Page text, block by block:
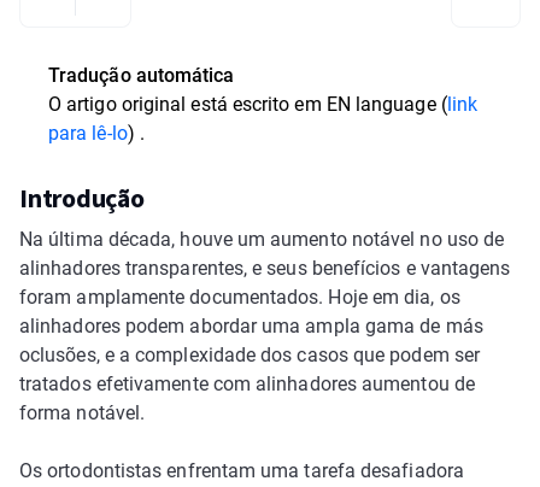
Tradução automática
O artigo original está escrito em EN language (link
para lê-lo) .
Introdução
Na última década, houve um aumento notável no uso de
alinhadores transparentes, e seus benefícios e vantagens
foram amplamente documentados. Hoje em dia, os
alinhadores podem abordar uma ampla gama de más
oclusões, e a complexidade dos casos que podem ser
tratados efetivamente com alinhadores aumentou de
forma notável.
Os ortodontistas enfrentam uma tarefa desafiadora